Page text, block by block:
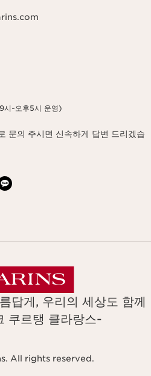
시~오후5시 운영)
문의 주시면 신속하게 답변 드리겠습
답게, 우리의 세상도 함께
쿠르탱 클라랑스-
All rights reserved.